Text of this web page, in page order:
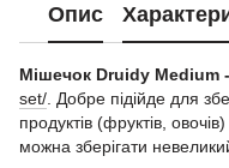
Опис
Мішечок Druidy Medium -
set/ . Добре підійде для
продуктів (фруктів,
можна зберігати